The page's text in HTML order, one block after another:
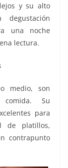
y su alto
una noche
lectura.
medio, son
Su
para
de platillos,
contrapunto